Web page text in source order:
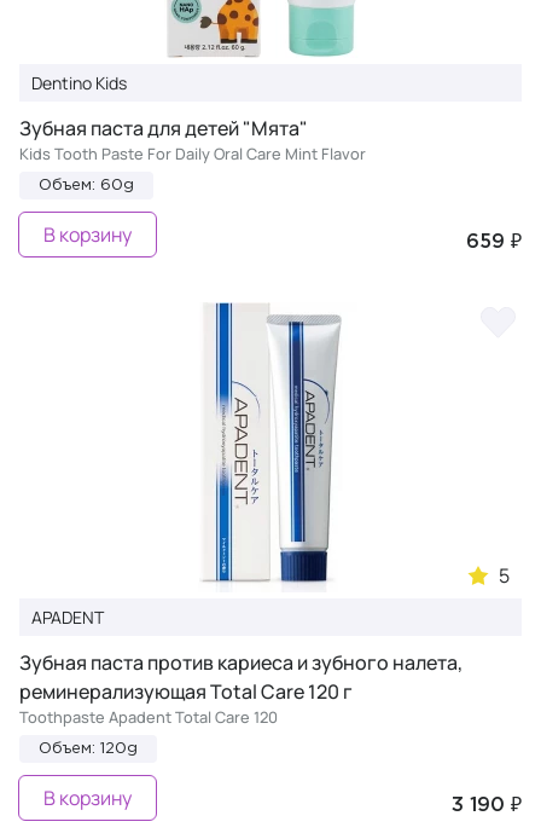
Dentino Kids
Зубная паста для детей "Мята"
Kids Tooth Paste For Daily Oral Care Mint Flavor
Объем: 60g
659 ₽
В корзину
5
APADENT
Зубная паста против кариеса и зубного налета,
реминерализующая Total Care 120 г
Toothpaste Apadent Total Care 120
Объем: 120g
3 190 ₽
В корзину